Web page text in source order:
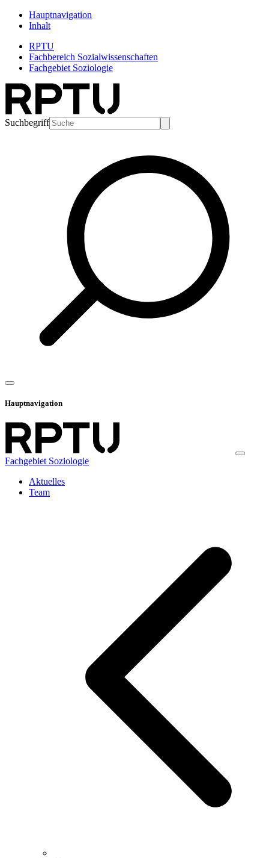
Hauptnavigation
Inhalt
RPTU
Fachbereich Sozialwissenschaften
Fachgebiet Soziologie
Suchbegriff
Hauptnavigation
Fachgebiet Soziologie
Aktuelles
Team